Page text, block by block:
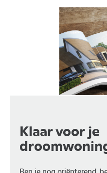
Klaar voor je